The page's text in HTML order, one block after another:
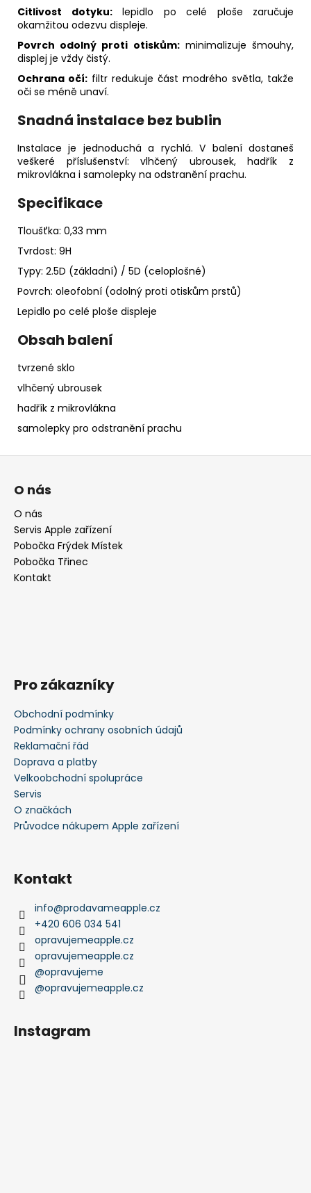
Citlivost dotyku:lepidlo po celé ploše zaručuje
okamžitou odezvu displeje.
Povrch odolný proti otiskům:minimalizuje šmouhy,
displej je vždy čistý.
Ochrana očí: filtr redukuje část modrého světla, takže
oči se méně unaví.
Snadná instalace bez bublin
Instalace je jednoduchá a rychlá. V balení dostaneš
veškeré příslušenství: vlhčený ubrousek, hadřík z
mikrovlákna i samolepky na odstranění prachu.
Specifikace
Tloušťka: 0,33 mm
Tvrdost: 9H
Typy: 2.5D (základní) / 5D (celoplošné)
Povrch: oleofobní (odolný proti otiskům prstů)
Lepidlo po celé ploše displeje
Obsah balení
tvrzené sklo
vlhčený ubrousek
hadřík z mikrovlákna
samolepky pro odstranění prachu
Z
O nás
O nás
Servis Apple zařízení
Pobočka Frýdek Místek
Pobočka Třinec
Kontakt
Pro zákazníky
Obchodní podmínky
Podmínky ochrany osobních údajů
Reklamační řád
Doprava a platby
Velkoobchodní spolupráce
Servis
O značkách
Průvodce nákupem Apple zařízení
Kontakt
info@prodavameapple.cz
+420 606 034 541
opravujemeapple.cz
opravujemeapple.cz
@opravujeme
@opravujemeapple.cz
Instagram